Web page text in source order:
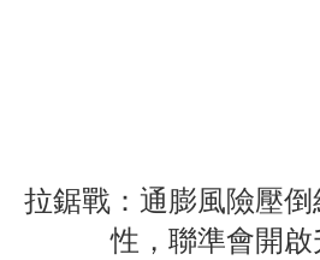
拉鋸戰：通膨風險壓
性，聯準會開